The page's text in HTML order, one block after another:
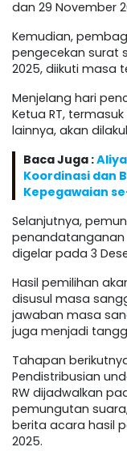
dan 29 November
Kemudian,
pengecekan surat
2025, diikuti masa
Menjelang hari
Ketua RT,
lainnya, akan
Baca Juga :
Koordinasi dan
Kepegawaian
Selanjutnya,
penandatanganan
digelar pada 3
Hasil pemilihan
disusul masa
jawaban masa
juga menjadi
Tahapan
Pendistribusian
RW dijadwalkan
pemungutan
berita acara hasil
2025.